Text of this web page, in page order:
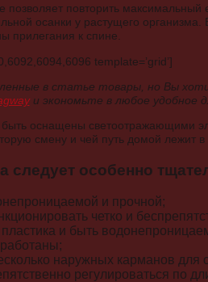
позволяет повторить максимальный
осанки у растущего организма.
прилегания к спине.
template=’grid’]
в статье товары, но Вы
и экономьте в любое удобное
оснащены светоотражающими
смену и чей путь домой лежит в
следует особенно
и прочной;
четко и
и быть
наружных карманов
регулироваться по